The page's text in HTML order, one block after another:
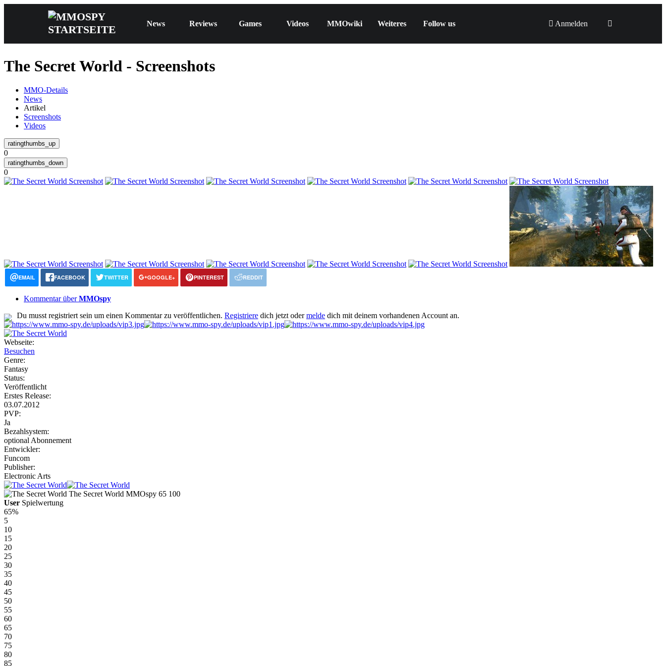
News Reviews Games Videos MMOwiki Weiteres Follow us Anmelden
The Secret World - Screenshots
MMO-Details
News
Artikel
Screenshots
Videos
0
0
EMAIL FACEBOOK TWITTER GOOGLE+ PINTEREST REDDIT
Kommentar überMMOspy
Du musst registriert sein um einen Kommentar zu veröffentlichen. Registriere dich jetzt odermelde dich mit deinem vorhandenen Account an.
Webseite:
Besuchen
Genre:
Fantasy
Status:
Veröffentlicht
Erstes Release:
03.07.2012
PVP:
Ja
Bezahlsystem:
optional Abonnement
Entwickler:
Funcom
Publisher:
Electronic Arts
The Secret World MMOspy 65 100
User Spielwertung
65%
5
10
15
20
25
30
35
40
45
50
55
60
65
70
75
80
85